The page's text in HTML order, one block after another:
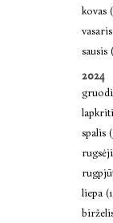
kovas
sausis
2024
spalis
liepa